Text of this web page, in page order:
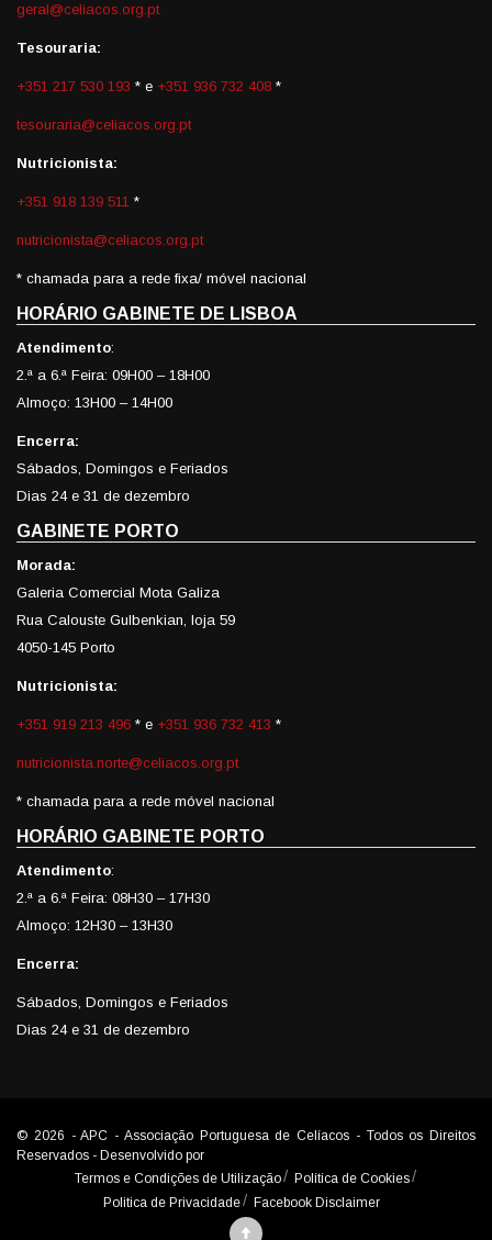
geral@celiacos.org.pt
Tesouraria:
+351 217 530 193 * e +351 936 732 408 *
tesouraria@celiacos.org.pt
Nutricionista:
+351 918 139 511 *
nutricionista@celiacos.org.pt
* chamada para a rede fixa/ móvel nacional
HORÁRIO GABINETE DE LISBOA
Atendimento:
2.ª a 6.ª Feira: 09H00 – 18H00
Almoço: 13H00 – 14H00
Encerra:
Sábados, Domingos e Feriados
Dias 24 e 31 de dezembro
GABINETE PORTO
Morada:
Galeria Comercial Mota Galiza
Rua Calouste Gulbenkian, loja 59
4050-145 Porto
Nutricionista:
+351 919 213 496 * e +351 936 732 413 *
nutricionista.norte@celiacos.org.pt
* chamada para a rede móvel nacional
HORÁRIO GABINETE PORTO
Atendimento:
2.ª a 6.ª Feira: 08H30 – 17H30
Almoço: 12H30 – 13H30
Encerra:
Sábados, Domingos e Feriados
Dias 24 e 31 de dezembro
© 2026 - APC - Associação Portuguesa de Celíacos - Todos os Direitos
Reservados - Desenvolvido por
Termos e Condições de Utilização
Política de Cookies
Politica de Privacidade
Facebook Disclaimer